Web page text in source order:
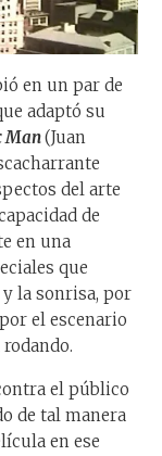
en un par de
adaptó su
Man(Juan
del arte
de
en una
que
la sonrisa, por
el escenario
el público
de tal manera
en ese